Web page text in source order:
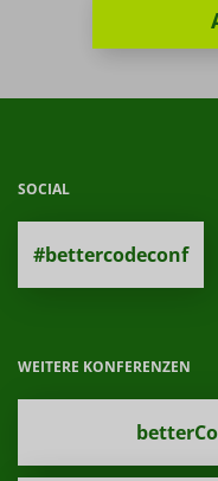
SOCIAL
#bettercodeconf
WEITERE KONFERENZEN